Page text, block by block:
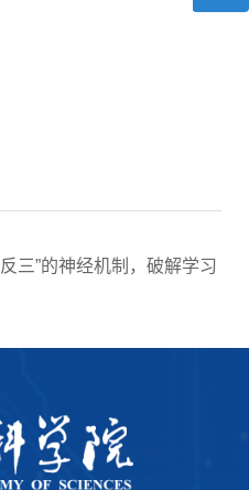
三”的神经机制，破解学习